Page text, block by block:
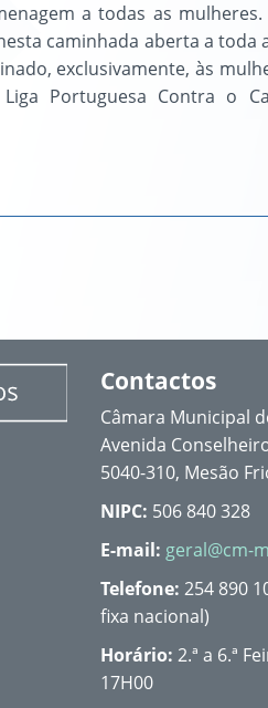
a todas as
caminhada aberta a toda
exclusivamente, às
Portuguesa Contra o
Contactos
Câmara Municipal
Avenida
5040-310, Mesão
NIPC: 506 840 328
E-mail: geral@cm-
Telefone: 254 890
fixa nacional)
Horário:2.ª a 6.ª
17H00